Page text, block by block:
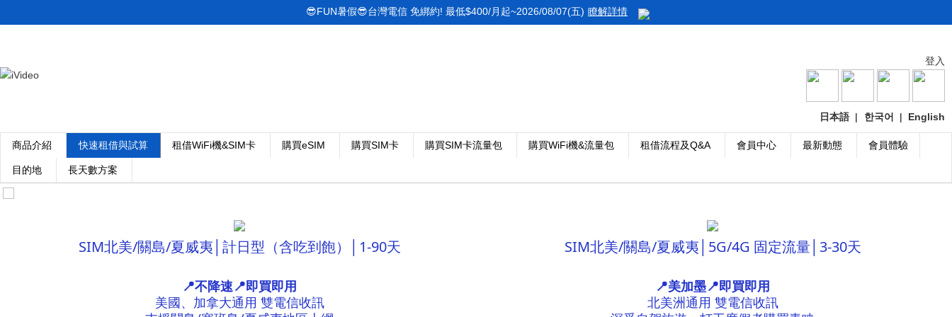
登入
日本語 | 한국어 | English
商品介紹 快速租借與試算 租借WiFi機&SIM卡 購買eSIM 購買SIM卡 購買SIM卡流量包 購買WiFi機&流量包 租借流程及Q&A 會員中心 最新動態 會員體驗
目的地 長天數方案
😎FUN暑假😎台灣電信 免綁約! 最低$400/月起~2026/08/07(五) 瞭解詳情
SIM北美/關島/夏威夷│計日型（含吃到飽）│1-90天
📍不降速📍即買即用
美國、加拿大通用 雙電信收訊
SIM北美/關島/夏威夷│5G/4G 固定流量│3-30天
📍美加墨📍即買即用
北美洲通用 雙電信收訊